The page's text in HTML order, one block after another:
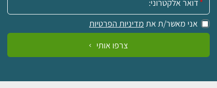
אני מאשר/ת את מדיניות הפרטיות
צרפו אותי